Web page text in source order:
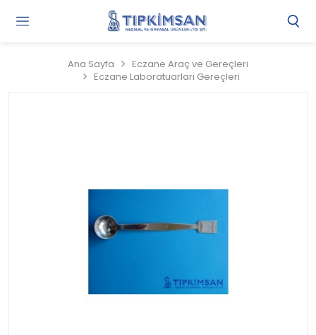
Ana Sayfa
Eczane Araç ve Gereçleri
Eczane Laboratuarları Gereçleri